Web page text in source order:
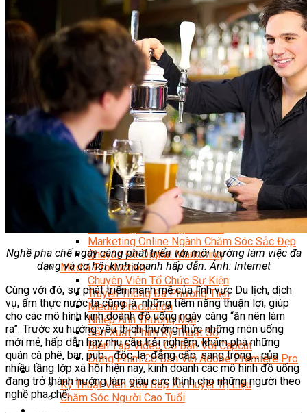
Kiến Thức & Kỹ Năng Ngành NH – KS
Marketing
Digital Marketing
Giám Đốc Digital Marketing
Chuyên Viên Social Media
Tiktok Marketing – Tiktok Ads
Thương Mại Điện Tử – Kinh Doanh Thực
Chiến Trên Shopee
Facebook Marketing
Search Engine Optimization (SEO)
Quản Trị Fanpage
Facebook Ads
Google Ads
Content Marketing Đa Kênh
Digital Marketing Foundation
Bán Hàng Đa Kênh
Adobe Photoshop – Illustrator
Marketing Online Ngành F&B
Marketing Online Ngành Chăm Sóc Sắc Đẹp
Chuyên Đề Digital Marketing
Media Production
Chuyên Viên Tổ Chức Sự Kiện
Truyền Thông Đa Phương Tiện
Media Production
Nhiếp Ảnh Thương Mại
Sản Xuất Phim Kỹ Thuật Số
Biên Tập Video Cơ Bản Với Capcut
Dựng Phim Cơ Bản Với Adobe Premiere Pro
Sức Khỏe
Kỹ Thuật Viên Xoa Bóp Ấn Huyệt Trị Liệu
Chăm Sóc Người Cao Tuổi
Nghề pha chế ngày càng phát triển với môi trường làm việc đa
dạng và cơ hội kinh doanh hấp dẫn. Ảnh: Internet
Cùng với đó, sự phát triển mạnh mẽ của lĩnh vực Du lịch, dịch
vụ, ẩm thực nước ta cũng là những tiềm năng thuận lợi, giúp
cho các mô hình kinh doanh đồ uống ngày càng “ăn nên làm
ra”. Trước xu hướng yêu thích thưởng thức những món uống
mới mẻ, hấp dẫn hay nhu cầu trải nghiệm, khám phá những
quán cà phê, bar, pub… độc, lạ, đẳng cấp, sang trọng… của
nhiều tầng lớp xã hội hiện nay, kinh doanh các mô hình đồ uống
đang trở thành hướng làm giàu cực thịnh cho những người theo
nghề pha chế.